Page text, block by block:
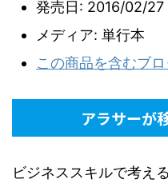
発売日: 2016/02/27
メディア: 単行本
この商品を含むブ
アラサーが
ビジネススキルで考え